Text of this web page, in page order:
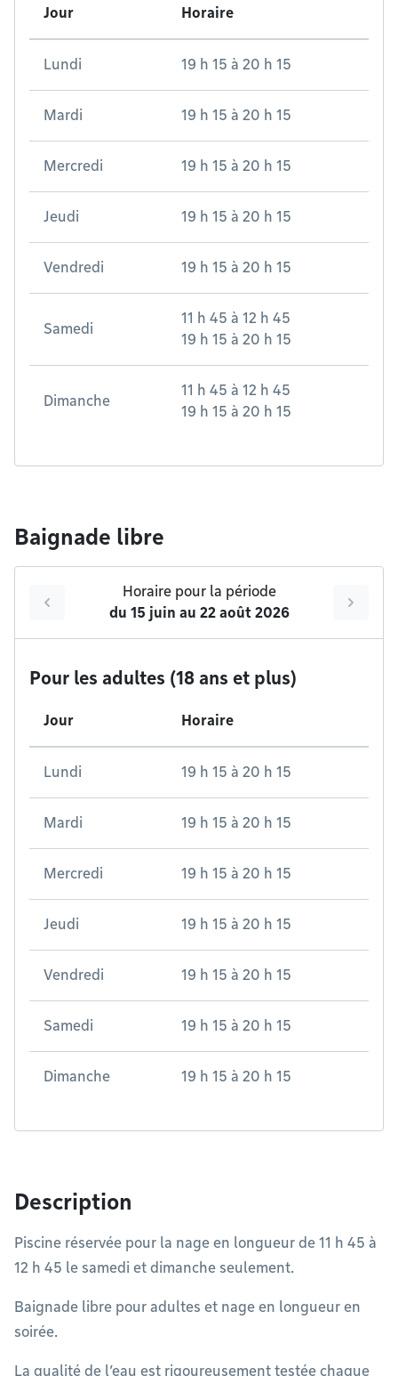
Jour Horaire
Lundi 19 h 15 à 20 h 15
Mardi 19 h 15 à 20 h 15
Mercredi 19 h 15 à 20 h 15
Jeudi 19 h 15 à 20 h 15
Vendredi 19 h 15 à 20 h 15
Samedi
11 h 45 à 12 h 45
19 h 15 à 20 h 15
Dimanche
11 h 45 à 12 h 45
19 h 15 à 20 h 15
Baignade libre
Horaire pour la période
du 15 juin au 22 août 2026
Pour les adultes (18 ans et plus)
Jour Horaire
Lundi 19 h 15 à 20 h 15
Mardi 19 h 15 à 20 h 15
Mercredi 19 h 15 à 20 h 15
Jeudi 19 h 15 à 20 h 15
Vendredi 19 h 15 à 20 h 15
Samedi 19 h 15 à 20 h 15
Dimanche 19 h 15 à 20 h 15
Description
Piscine réservée pour la nage en longueur de 11 h 45 à
12 h 45 le samedi et dimanche seulement.
Baignade libre pour adultes et nage en longueur en
soirée.
La qualité de l’eau est rigoureusement testée chaque